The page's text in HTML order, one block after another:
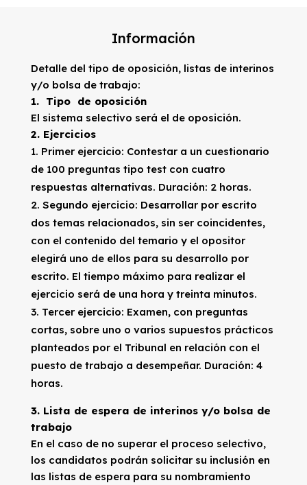
Información
Detalle del tipo de oposición, listas de interinos
y/o bolsa de trabajo:
1. Tipo de oposición
El sistema selectivo será el de oposición.
2. Ejercicios
Primer ejercicio: Contestar a un cuestionario
de 100 preguntas tipo test con cuatro
respuestas alternativas. Duración: 2 horas.
Segundo ejercicio: Desarrollar por escrito
dos temas relacionados, sin ser coincidentes,
con el contenido del temario y el opositor
elegirá uno de ellos para su desarrollo por
escrito. El tiempo máximo para realizar el
ejercicio será de una hora y treinta minutos.
Tercer ejercicio: Examen, con preguntas
cortas, sobre uno o varios supuestos prácticos
planteados por el Tribunal en relación con el
puesto de trabajo a desempeñar. Duración: 4
horas.
3. Lista de espera de interinos y/o bolsa de
trabajo
En el caso de no superar el proceso selectivo,
los candidatos podrán solicitar su inclusión en
las listas de espera para su nombramiento